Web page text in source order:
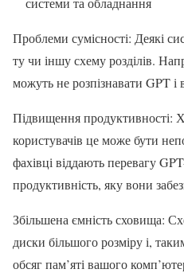
Проблеми сумісності: Деякі
ту чи іншу схему розділів.
можуть не розпізнавати GPT і
Підвищення продуктивності:
користувачів це може бути
фахівці віддають перевагу
продуктивність, яку вони
Збільшена ємність сховища:
диски більшого розміру і,
обсяг пам’яті вашого